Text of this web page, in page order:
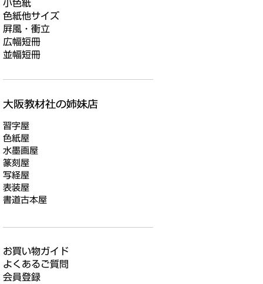
小色紙
色紙他サイズ
屛風・衝立
広幅短冊
並幅短冊
習字屋
色紙屋
水墨画屋
篆刻屋
写経屋
表装屋
書道古本屋
お買い物ガイド
よくあるご質問
会員登録